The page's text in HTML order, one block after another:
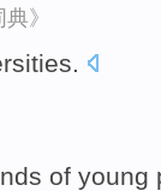
》
.
of young